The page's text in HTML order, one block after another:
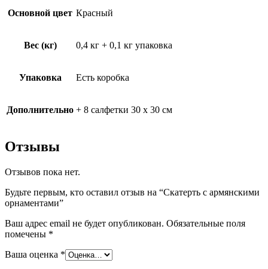
Основной цвет Красный
Вес (кг) 0,4 кг + 0,1 кг упаковка
Упаковка Есть коробка
Дополнительно + 8 салфетки 30 х 30 см
Отзывы
Отзывов пока нет.
Будьте первым, кто оставил отзыв на “Скатерть с армянскими
орнаментами”
Ваш адрес email не будет опубликован. Обязательные поля
помечены *
Ваша оценка *